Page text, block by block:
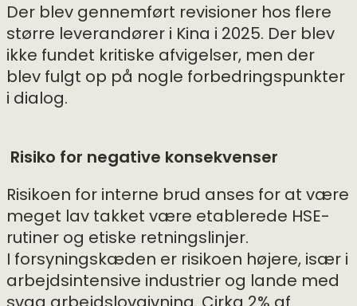
Der blev gennemført revisioner hos flere
større leverandører i Kina i 2025. Der blev
ikke fundet kritiske afvigelser, men der
blev fulgt op på nogle forbedringspunkter
i dialog.
Risiko for negative konsekvenser
Risikoen for interne brud anses for at være
meget lav takket være etablerede HSE-
rutiner og etiske retningslinjer.
I forsyningskæden er risikoen højere, især i
arbejdsintensive industrier og lande med